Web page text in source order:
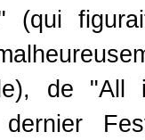
(qui
de